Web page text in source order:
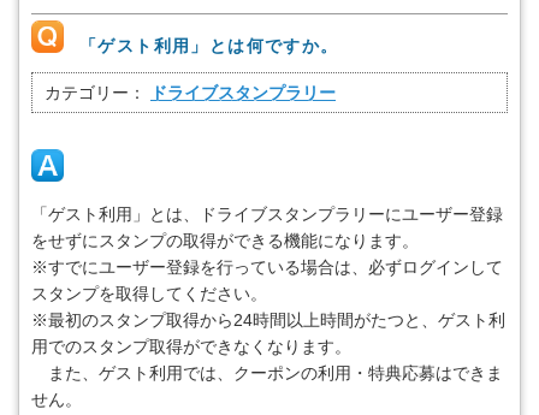
「ゲスト利用」とは何ですか。
カテゴリー： ドライブスタンプラリー
「ゲスト利用」とは、ドライブスタンプラリーにユーザー登録
をせずにスタンプの取得ができる機能になります。
※すでにユーザー登録を行っている場合は、必ずログインして
スタンプを取得してください。
※最初のスタンプ取得から24時間以上時間がたつと、ゲスト利
用でのスタンプ取得ができなくなります。
また、ゲスト利用では、クーポンの利用・特典応募はできま
せん。